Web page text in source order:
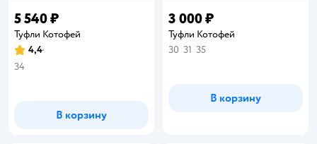
5 540 ₽
Туфли Котофей
Рейтинг:
4,4
34
В корзину
3 000 ₽
Туфли Котофей
30 31 35
В корзину